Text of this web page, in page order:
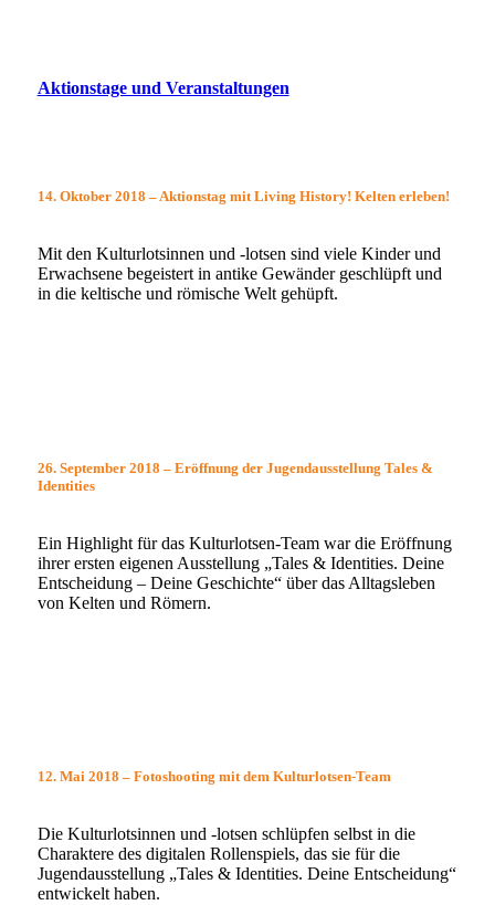
Aktionstage und Veranstaltungen
14. Oktober 2018 – Aktionstag mit Living History! Kelten erleben!
Mit den Kulturlotsinnen und -lotsen sind viele Kinder und
Erwachsene begeistert in antike Gewänder geschlüpft und
in die keltische und römische Welt gehüpft.
26. September 2018 – Eröffnung der Jugendausstellung Tales &
Identities
Ein Highlight für das Kulturlotsen-Team war die Eröffnung
ihrer ersten eigenen Ausstellung „Tales & Identities. Deine
Entscheidung – Deine Geschichte“ über das Alltagsleben
von Kelten und Römern.
12. Mai 2018 – Fotoshooting mit dem Kulturlotsen-Team
Die Kulturlotsinnen und -lotsen schlüpfen selbst in die
Charaktere des digitalen Rollenspiels, das sie für die
Jugendausstellung „Tales & Identities. Deine Entscheidung“
entwickelt haben.